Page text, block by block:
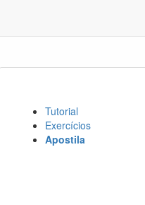
Tutorial
Exercícios
Apostila